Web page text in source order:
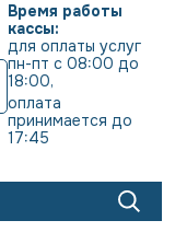
Время работы
кассы:
для оплаты услуг
пн-пт с 08:00 до
18:00,
оплата
принимается до
17:45